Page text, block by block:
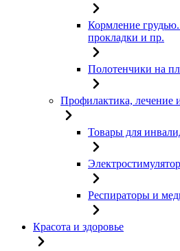
Кормление
прокладки и пр.
Полотенчики на
Профилактика, лечение
Товары для
Респираторы и
Красота и здоровье